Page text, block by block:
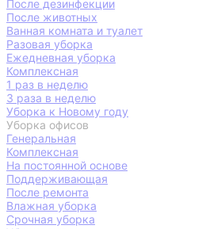
После дезинфекции
После животных
Ванная комната и туалет
Разовая уборка
Ежедневная уборка
Комплексная
1 раз в неделю
3 раза в неделю
Уборка к Новому году
Уборка офисов
Генеральная
Комплексная
На постоянной основе
Поддерживающая
После ремонта
Влажная уборка
Срочная уборка